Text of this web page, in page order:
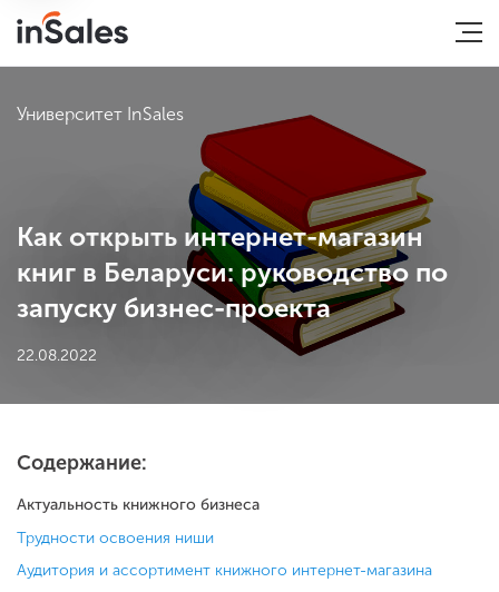
Университет InSales
Как открыть интернет-магазин
книг в Беларуси: руководство по
запуску бизнес-проекта
22.08.2022
Содержание:
Актуальность книжного бизнеса
Трудности освоения ниши
Аудитория и ассортимент книжного интернет-магазина